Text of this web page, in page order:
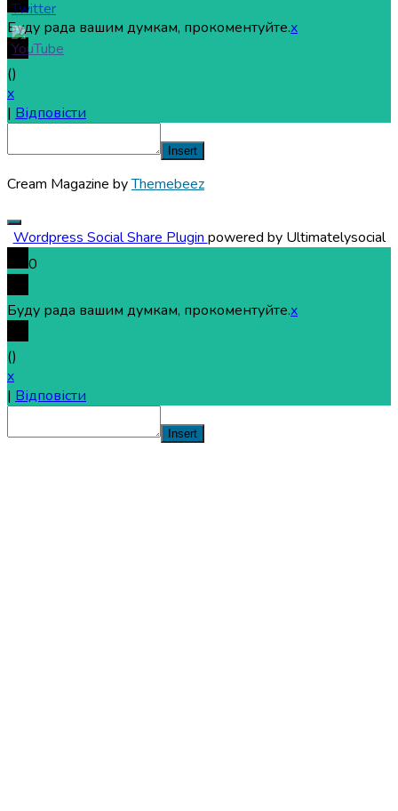
Буду рада вашим думкам, прокоментуйте.x
()
x
| Відповісти
Insert
Cream Magazine byThemebeez
Wordpress Social Share Plugin powered by Ultimatelysocial
0
Буду рада вашим думкам, прокоментуйте.x
()
x
| Відповісти
Insert